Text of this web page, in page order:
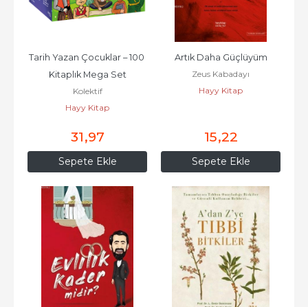
Sepete Ekle
Tarih Yazan Çocuklar – 100
Kitaplık Mega Set
Kolektif
Hayy Kitap
31,97
Sepete Ekle
Artık Daha Güçlüyüm
Zeus Kabadayı
Hayy Kitap
15,22